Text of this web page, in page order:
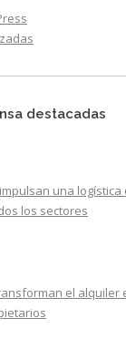
destacadas
una
los sectores
el alquiler